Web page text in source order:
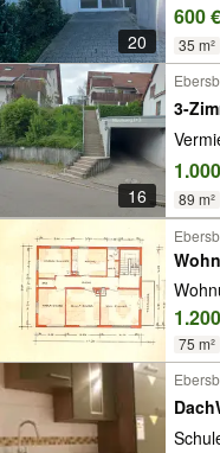
20
600 €
35 m²
16
3-
89 m²
75 m²